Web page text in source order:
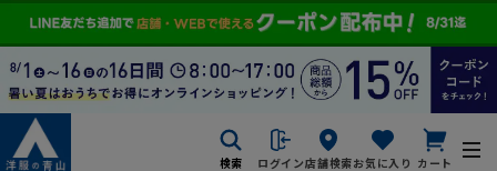
検索 ログイン店舗検索お気に入り カート